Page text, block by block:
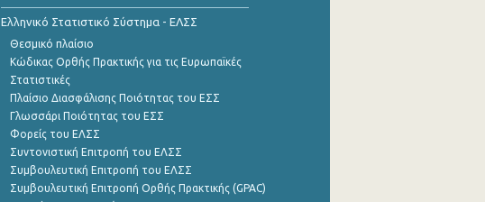
Ελληνικό Στατιστικό Σύστημα - ΕΛΣΣ
Θεσμικό πλαίσιο
Κώδικας Ορθής Πρακτικής για τις Ευρωπαϊκές
Στατιστικές
Πλαίσιο Διασφάλισης Ποιότητας του ΕΣΣ
Γλωσσάρι Ποιότητας του ΕΣΣ
Φορείς του ΕΛΣΣ
Συντονιστική Επιτροπή του ΕΛΣΣ
Συμβουλευτική Επιτροπή του ΕΛΣΣ
Συμβουλευτική Επιτροπή Ορθής Πρακτικής (GPAC)